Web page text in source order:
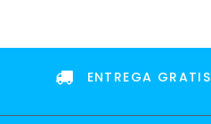
ENTREGA GRATIS